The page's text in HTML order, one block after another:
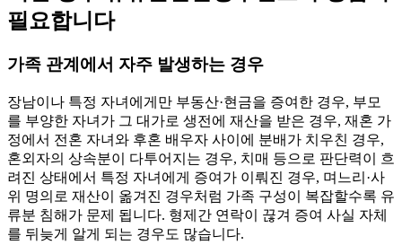
필요합니다
가족 관계에서 자주 발생하는 경우
장남이나 특정 자녀에게만 부동산·현금을 증여한 경우, 부모
를 부양한 자녀가 그 대가로 생전에 재산을 받은 경우, 재혼 가
정에서 전혼 자녀와 후혼 배우자 사이에 분배가 치우친 경우,
혼외자의 상속분이 다투어지는 경우, 치매 등으로 판단력이 흐
려진 상태에서 특정 자녀에게 증여가 이뤄진 경우, 며느리·사
위 명의로 재산이 옮겨진 경우처럼 가족 구성이 복잡할수록 유
류분 침해가 문제 됩니다. 형제간 연락이 끊겨 증여 사실 자체
를 뒤늦게 알게 되는 경우도 많습니다.